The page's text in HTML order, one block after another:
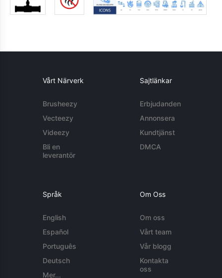
Vårt Närverk
Brusheezy
Vecteezy
Videezy
Bli en
leverantör
Sajtlänkar
Erbjudanden
Annonsera
Kundtjänst
DMCA
Språk
English
Español
Português
Deutsch
Mer...
Om Oss
Om oss
Vårt team
Vår blogg
Kontakta
oss